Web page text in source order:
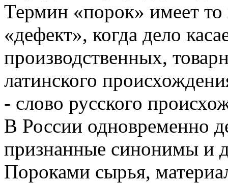
Термин «порок» имеет
«дефект», когда дело
производственных,
латинского
- слово русского
В России одновременно
признанные синонимы и
Пороками сырья,